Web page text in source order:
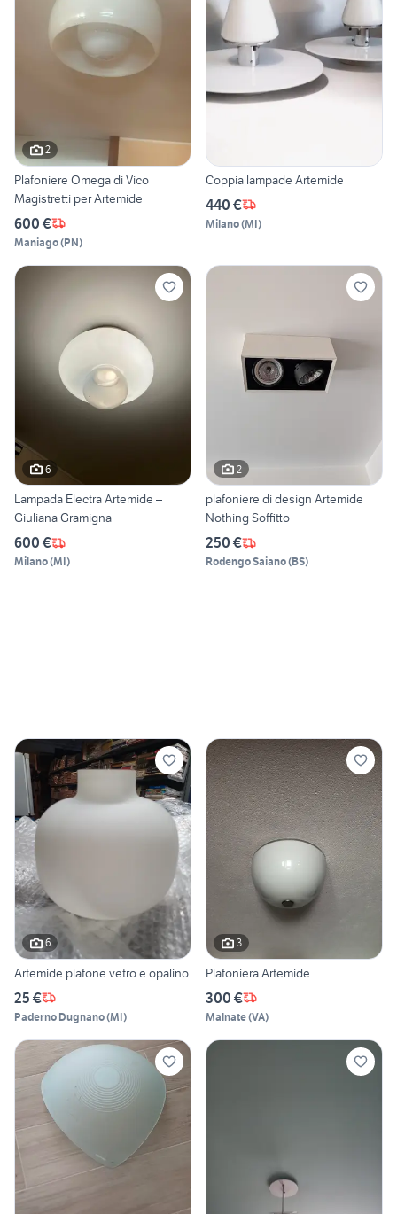
2
Plafoniere Omega di Vico
Magistretti per Artemide
600 €
Maniago(PN)
Coppia lampade Artemide
440 €
Milano(MI)
6
Lampada Electra Artemide –
Giuliana Gramigna
600 €
Milano(MI)
2
plafoniere di design Artemide
Nothing Soffitto
250 €
Rodengo Saiano(BS)
6
Artemide plafone vetro e opalino
25 €
Paderno Dugnano(MI)
3
Plafoniera Artemide
300 €
Malnate(VA)